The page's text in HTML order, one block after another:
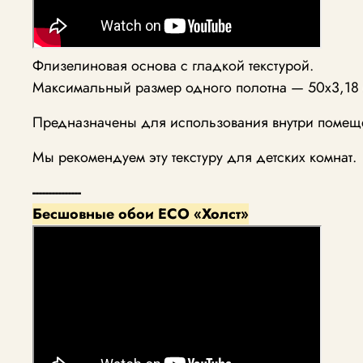
Флизелиновая основа с гладкой текстурой.
Максимальный размер одного полотна —
Предназначены для использования внутри
Мы рекомендуем эту текстуру для детских комнат.
---------------
Бесшовные обои ECO «Холст»